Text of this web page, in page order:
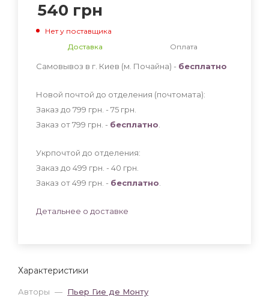
Характеристики
Авторы — Пьер Гие де Монту
540 грн
Нет у поставщика
Доставка
Оплата
Самовывоз в г. Киев (м. Почайна) - бесплатно
Новой почтой до отделения (почтомата):
Заказ до 799 грн. - 75 грн
Заказ от 799 грн. - бесплатно
Укрпочтой до отделения:
Заказ до 499 грн. - 40 грн
Заказ от 499 грн. - бесплатно
Детальнее о доставке